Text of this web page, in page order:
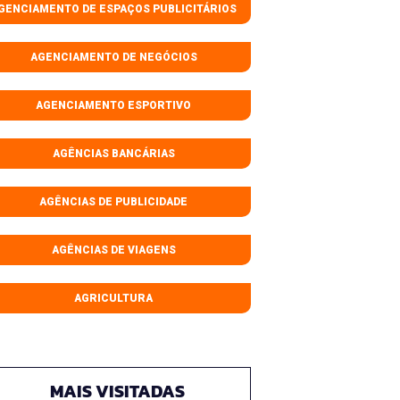
DE ESPAÇOS PUBLICITÁRIOS
AGENCIAMENTO DE NEGÓCIOS
AGENCIAMENTO ESPORTIVO
AGÊNCIAS BANCÁRIAS
AGÊNCIAS DE PUBLICIDADE
AGÊNCIAS DE VIAGENS
AGRICULTURA
MAIS VISITADAS